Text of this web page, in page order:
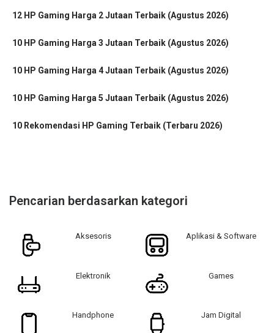
12 HP Gaming Harga 2 Jutaan Terbaik (Agustus 2026)
10 HP Gaming Harga 3 Jutaan Terbaik (Agustus 2026)
10 HP Gaming Harga 4 Jutaan Terbaik (Agustus 2026)
10 HP Gaming Harga 5 Jutaan Terbaik (Agustus 2026)
10 Rekomendasi HP Gaming Terbaik (Terbaru 2026)
Pencarian berdasarkan kategori
Aksesoris Aplikasi & Software
Elektronik Games
Handphone Jam Digital